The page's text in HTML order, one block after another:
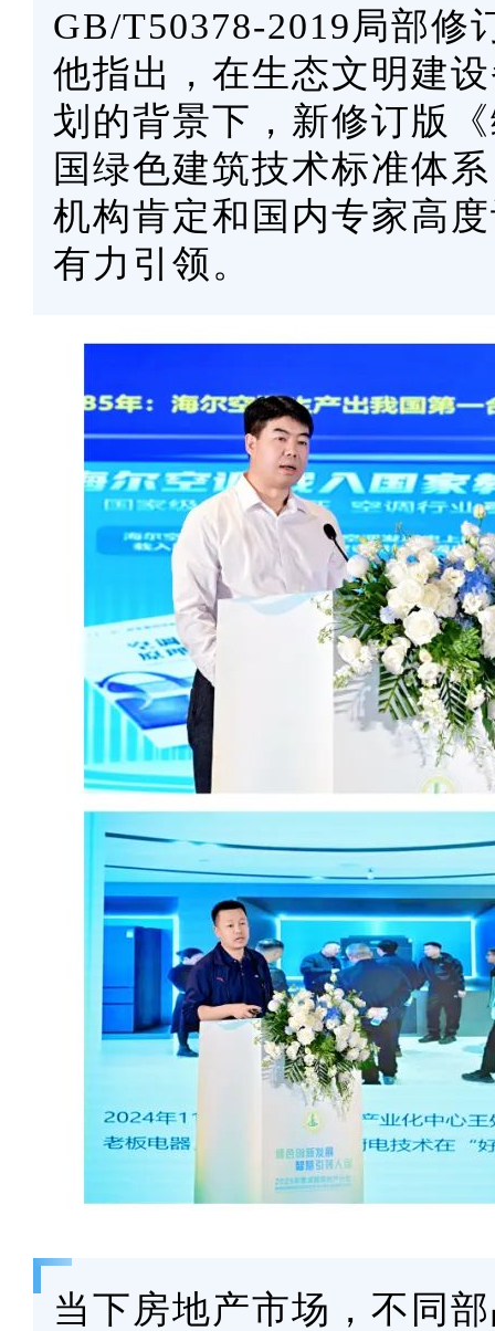
GB/T50378-2019局部修
他指出，在生态文明建
划的背景下，新修订版
国绿色建筑技术标准体
机构肯定和国内专家高
有力引领。
当下房地产市场，不同